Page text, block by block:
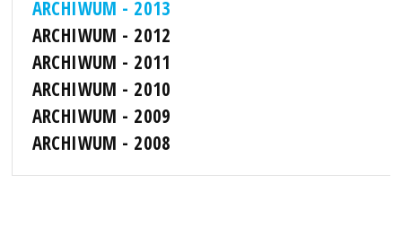
ARCHIWUM - 2013
ARCHIWUM - 2012
ARCHIWUM - 2011
ARCHIWUM - 2010
ARCHIWUM - 2009
ARCHIWUM - 2008